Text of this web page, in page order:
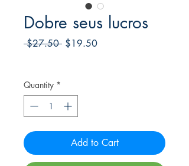
Dobre seus lucros
$27.50 Regular
$19.50Sale
Quantity *
Add to Cart